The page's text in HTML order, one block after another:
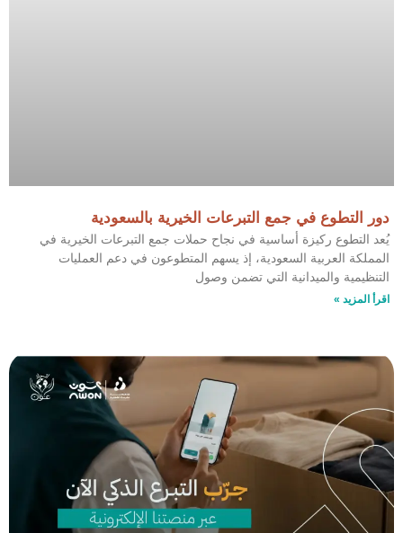
دور التطوع في جمع التبرعات الخيرية بالسعودية
يُعد التطوع ركيزة أساسية في نجاح حملات جمع التبرعات الخيرية في
المملكة العربية السعودية، إذ يسهم المتطوعون في دعم العمليات
التنظيمية والميدانية التي تضمن وصول
اقرأ المزيد »